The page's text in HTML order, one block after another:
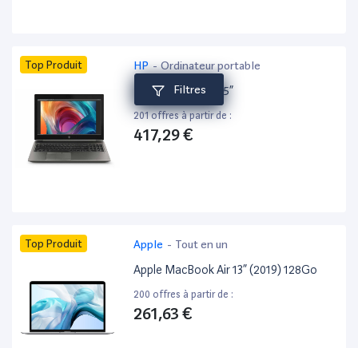
Filtres
Top Produit HP- Ordinateur portable
HP ZBook 15 G6 15”
201 offres à partir de :
417,29 €
Top Produit Apple - Tout en un
Apple MacBook Air 13” (2019) 128Go
200 offres à partir de :
261,63 €